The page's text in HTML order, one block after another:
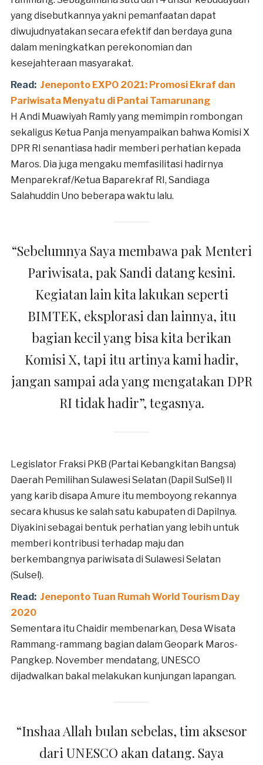
yang disebutkannya yakni pemanfaatan dapat
diwujudnyatakan secara efektif dan berdaya guna
dalam meningkatkan perekonomian dan
kesejahteraan masyarakat.
Read: Jeneponto EXPO 2021: Promosi Ekraf dan
Pariwisata Menyatu di Pantai Tamarunang
H Andi Muawiyah Ramly yang memimpin rombongan
sekaligus Ketua Panja menyampaikan bahwa Komisi X
DPR RI senantiasa hadir memberi perhatian kepada
Maros. Dia juga mengaku memfasilitasi hadirnya
Menparekraf/Ketua Baparekraf RI, Sandiaga
Salahuddin Uno beberapa waktu lalu.
“Sebelumnya Saya membawa pak Menteri
Pariwisata, pak Sandi datang kesini.
Kegiatan lain kita lakukan seperti
BIMTEK, eksplorasi dan lainnya, itu
bagian kecil yang bisa kita berikan
Komisi X, tapi itu artinya kami hadir,
jangan sampai ada yang mengatakan DPR
RI tidak hadir”, tegasnya.
Legislator Fraksi PKB (Partai Kebangkitan Bangsa)
Daerah Pemilihan Sulawesi Selatan (Dapil SulSel) II
yang karib disapa Amure itu memboyong rekannya
secara khusus ke salah satu kabupaten di Dapilnya.
Diyakini sebagai bentuk perhatian yang lebih untuk
memberi kontribusi terhadap maju dan
berkembangnya pariwisata di Sulawesi Selatan
(Sulsel).
Read: Jeneponto Tuan Rumah World Tourism Day
2020
Sementara itu Chaidir membenarkan, Desa Wisata
Rammang-rammang bagian dalam Geopark Maros-
Pangkep. November mendatang, UNESCO
dijadwalkan bakal melakukan kunjungan lapangan.
“Inshaa Allah bulan sebelas, tim aksesor
dari UNESCO akan datang. Saya